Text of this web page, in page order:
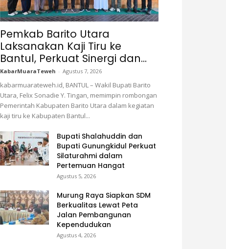
Pemkab Barito Utara
Laksanakan Kaji Tiru ke
Bantul, Perkuat Sinergi dan...
KabarMuaraTeweh - Agustus 7, 2026
kabarmuarateweh.id, BANTUL – Wakil Bupati Barito
Utara, Felix Sonadie Y. Tingan, memimpin rombongan
Pemerintah Kabupaten Barito Utara dalam kegiatan
kaji tiru ke Kabupaten Bantul...
Bupati Shalahuddin dan
Bupati Gunungkidul Perkuat
Silaturahmi dalam
Pertemuan Hangat
Agustus 5, 2026
Murung Raya Siapkan SDM
Berkualitas Lewat Peta
Jalan Pembangunan
Kependudukan
Agustus 4, 2026